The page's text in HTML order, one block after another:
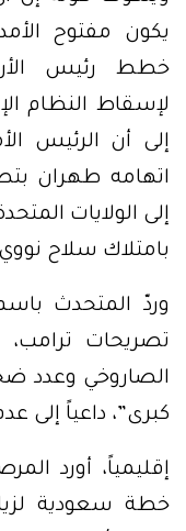
خطط رئيس
لإسقاط النظام
إلى أن الرئيس
اتهامه طهران
إلى الولايات
بامتلاك سلاح
وردّ المتحدث
تصريحات ترامب،
الصاروخي وعدد
كبرى”، داعياً إلى
خطة سعودية